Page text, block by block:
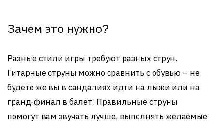
Зачем это нужно?
Разные стили игры требуют разных струн.
Гитарные струны можно сравнить с обувью – не
будете же вы в сандалиях идти на лыжи или на
гранд-финал в балет! Правильные струны
помогут вам звучать лучше, выполнять желаемые